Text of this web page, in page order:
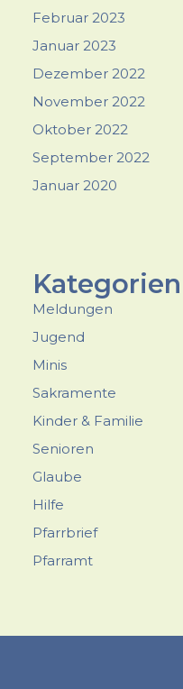
Februar 2023
Januar 2023
Dezember 2022
November 2022
Oktober 2022
September 2022
Januar 2020
Kategorien
Meldungen
Jugend
Minis
Sakramente
Kinder & Familie
Senioren
Glaube
Hilfe
Pfarrbrief
Pfarramt